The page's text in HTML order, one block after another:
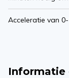
Acceleratie van
Informatie